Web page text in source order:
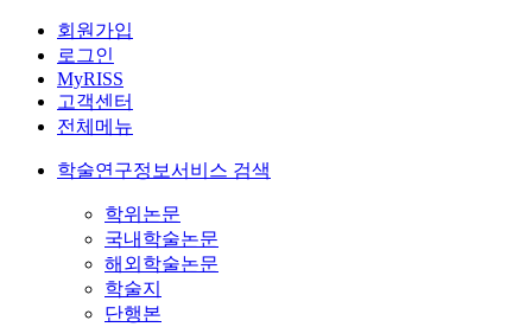
회원가입
로그인
MyRISS
고객센터
전체메뉴
학술연구정보서비스 검색
학위논문
국내학술논문
해외학술논문
학술지
단행본